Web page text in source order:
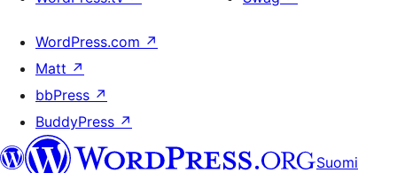
WordPress.com ↗
Matt ↗
bbPress ↗
BuddyPress ↗
Suomi